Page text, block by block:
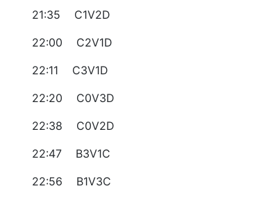
21:35 C1V2D
22:00 C2V1D
22:11 C3V1D
22:20 C0V3D
22:38 C0V2D
22:47 B3V1C
22:56 B1V3C